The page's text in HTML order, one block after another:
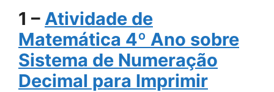
1 – Atividade de
Matemática 4º Ano sobre
Sistema de Numeração
Decimal para Imprimir